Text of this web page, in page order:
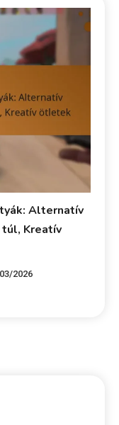
Alternatív
túl, Kreatív
2026